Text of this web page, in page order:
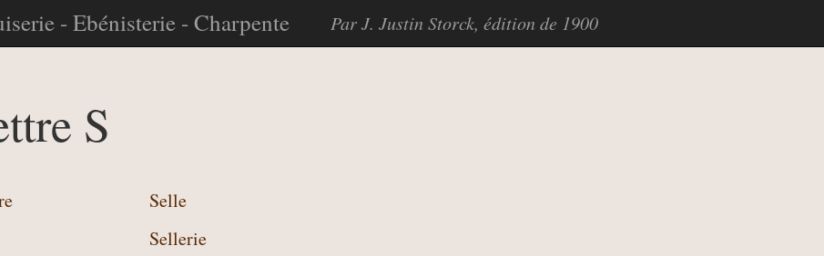
- Ebénisterie - Charpente Par J. Justin Storck, édition de 1900
S
Selle
Sellerie